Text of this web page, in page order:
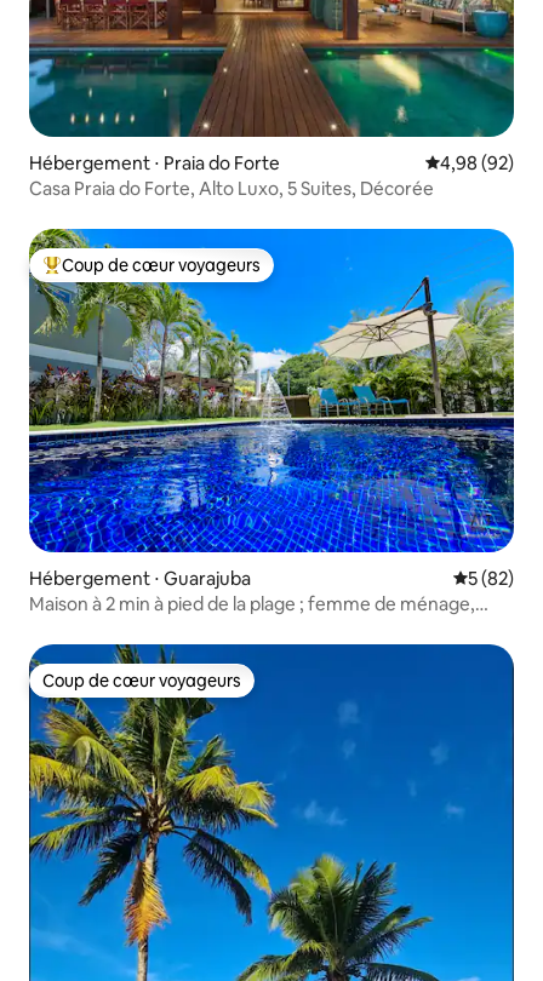
Hébergement ⋅ Praia do Forte Évaluation
4,98 (92)
Casa Praia do Forte, Alto Luxo, 5 Suites, Décorée
Coups de cœur voyageurs les plus appréciés
Coup de cœur voyageurs
Hébergement ⋅ Guarajuba
5 (82)
Maison à 2 min à pied de la plage ; femme de ménage,
Coup de cœur voyageurs
Coup de cœur voyageurs